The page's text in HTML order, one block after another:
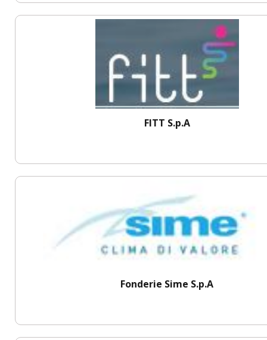
FITT S.p.A
Fonderie Sime S.p.A